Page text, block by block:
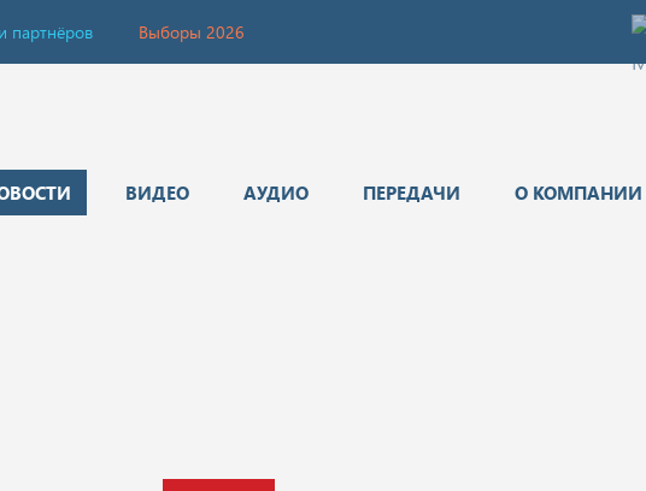
партнёров Выборы 2026
ВИДЕО АУДИО ПЕРЕДАЧИ О КОМПАНИИ